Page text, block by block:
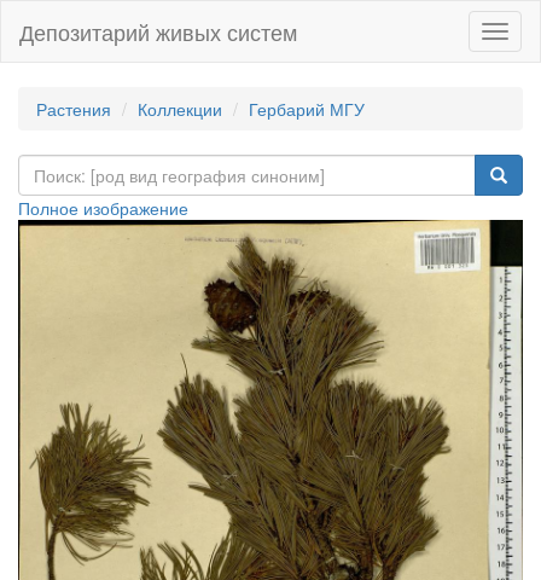
Депозитарий живых систем
Растения Коллекции Гербарий МГУ
Полное изображение